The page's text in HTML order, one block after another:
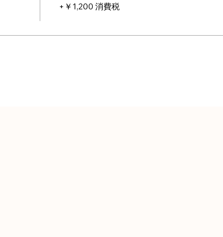
+￥1,200 消費税